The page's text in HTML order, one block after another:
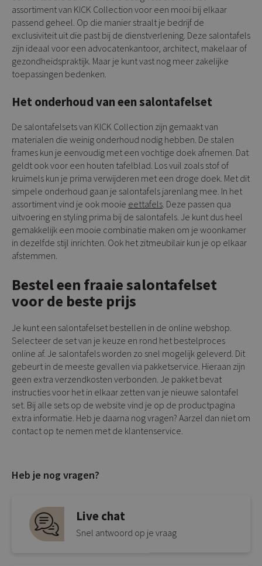
assortiment van KICK Collection voor een mooi bij elkaar
passend geheel. Op die manier straalt je bedrijf de
exclusiviteit uit die past bij de dienstverlening. Deze salontafels
zijn ideaal voor een advocatenkantoor, architect, makelaar of
gezondheidspraktijk. Maar je kunt vast nog meer zakelijke
toepassingen bedenken.
Het onderhoud van een salontafelset
De salontafelsets van KICK Collection zijn gemaakt van
materialen die weinig onderhoud nodig hebben. De stalen
frames kun je eenvoudig met een vochtige doek afnemen. Dat
geldt ook voor een houten tafelblad. Los vuil zoals stof of
kruimels kun je prima verwijderen met een droge doek. Met dit
simpele onderhoud gaan je salontafels jarenlang mee. In het
assortiment vind je ook mooie eettafels. Deze passen qua
uitvoering en styling prima bij de salontafels. Je kunt dus heel
gemakkelijk een mooie combinatie maken om je woonkamer
in dezelfde stijl inrichten. Ook het zitmeubilair kun je op elkaar
afstemmen.
Bestel een fraaie salontafelset
voor de beste prijs
Je kunt een salontafelset bestellen in de online webshop.
Selecteer de set van je keuze en rond het bestelproces
online af. Je salontafels worden zo snel mogelijk geleverd. Dit
gebeurt in de meeste gevallen via pakketservice. Hieraan zijn
geen extra verzendkosten verbonden. Je pakket bevat
instructies voor het in elkaar zetten van je nieuwe salontafel
set. Bij alle sets op de website vind je op de productpagina
extra informatie. Heb je daarna nog vragen? Aarzel dan niet om
contact op te nemen met de klantenservice.
Heb je nog vragen?
Live chat
Snel antwoord op je vraag